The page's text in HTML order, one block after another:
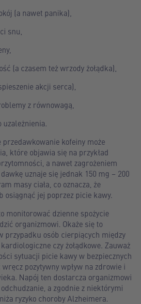
(a nawet panika),
snu,
(a czasem też wrzody żołądka),
akcji serca),
z równowagą,
uzależnienia.
przedawkowanie kofeiny może
które objawia się na przykład
a nawet zagrożeniem
uznaje się jednak 150 mg – 200
masy ciała, co oznacza, że
osiągnąć jej poprzez picie kawy.
monitorować dzienne spożycie
organizmowi. Okaże się to
przypadku osób cierpiących między
czy żołądkowe. Zauważ
sytuacji picie kawy w bezpiecznych
pozytywny wpływ na zdrowie i
Napój ten dostarcza organizmowi
a zgodnie z niektórymi
ryzyko choroby Alzheimera.